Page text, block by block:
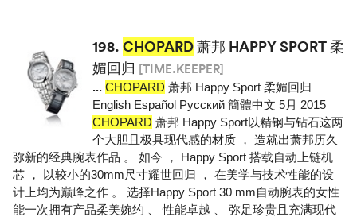
198. CHOPARD萧邦 HAPPY SPORT 柔
媚回归 [TIME.KEEPER]
... CHOPARD 萧邦 Happy Sport 柔媚回归
English Español Pусский 簡體中文 5月 2015
CHOPARD 萧邦 Happy Sport以精钢与钻石这两
个大胆且极具现代感的材质 ， 造就出萧邦历久
弥新的经典腕表作品 。 如今 ， Happy Sport 搭载自动上链机
芯 ， 以较小的30mm尺寸耀世回归 ， 在美学与技术性能的设
计上均为巅峰之作 。 选择Happy Sport 30 mm自动腕表的女性
能一次拥有产品柔美婉约 、 性能卓越 、 弥足珍贵且充满现代